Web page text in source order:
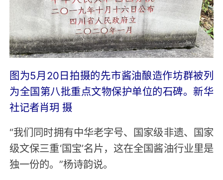
图为5月20日拍摄的先市酱油酿造作坊群被列
为全国第八批重点文物保护单位的石碑。新华
社记者肖玥 摄
“我们同时拥有中华老字号、国家级非遗、国家
级文保三重‘国宝’名片，这在全国酱油行业里是
独一份的。”杨诗韵说。